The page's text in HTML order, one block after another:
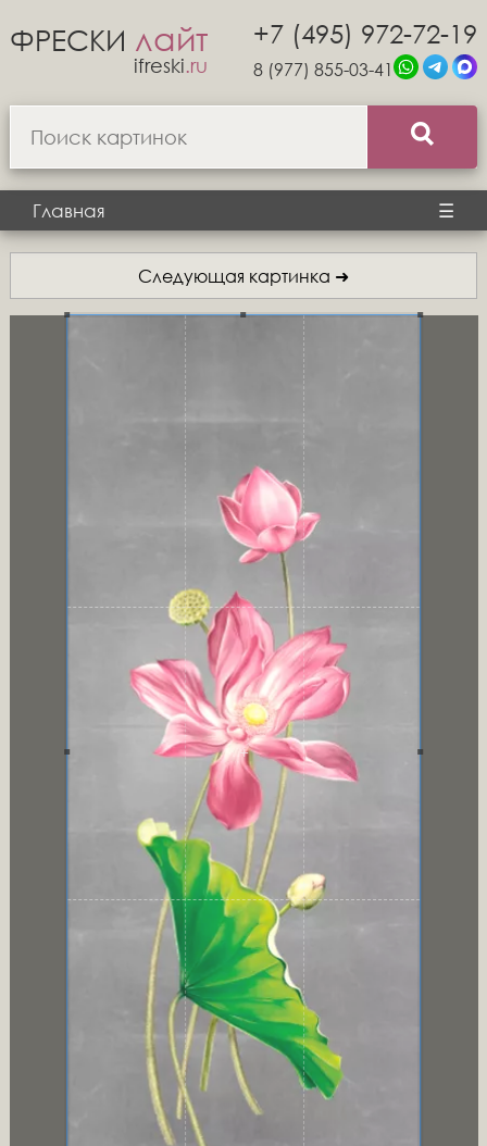
ФРЕСКИ лайт
ifreski.ru
+7 (495) 972-72-19
8 (977) 855-03-41
Главная ☰
Следующая картинка ➜